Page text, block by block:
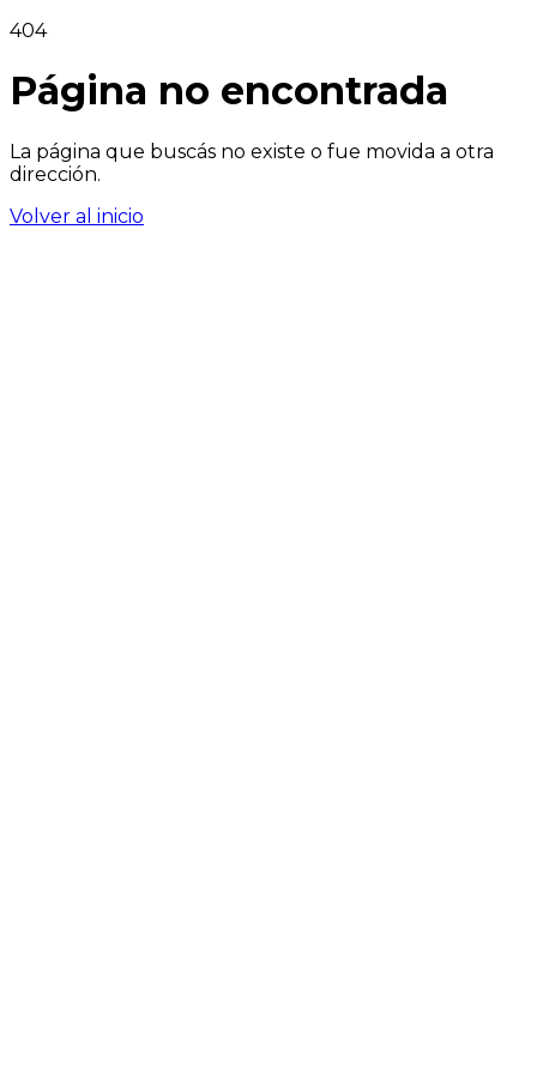
404
Página no encontrada
La página que buscás no existe o fue movida a otra
dirección.
Volver al inicio